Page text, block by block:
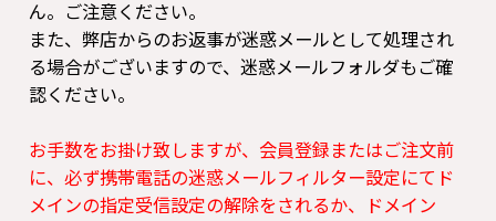
ん。ご注意ください。
また、弊店からのお返事が迷惑メールとして処理され
る場合がございますので、迷惑メールフォルダもご確
認ください。
お手数をお掛け致しますが、会員登録またはご注文前
に、必ず携帯電話の迷惑メールフィルター設定にてド
メインの指定受信設定の解除をされるか、ドメイン